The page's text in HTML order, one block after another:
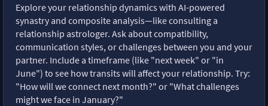
Explore your relationship dynamics with AI-powered
synastry and composite analysis—like consulting a
relationship astrologer. Ask about compatibility,
communication styles, or challenges between you and your
partner. Include a timeframe (like "next week" or "in
June") to see how transits will affect your relationship. Try:
"How will we connect next month?" or "What challenges
might we face in January?"